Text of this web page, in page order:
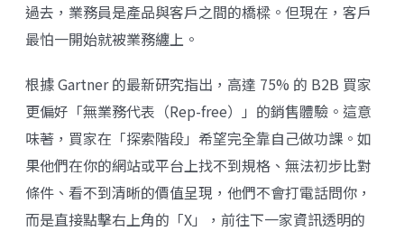
過去，業務員是產品與客戶之間的橋樑。但現在，客戶
最怕一開始就被業務纏上。
根據 Gartner 的最新研究指出，高達 75% 的 B2B 買家
更偏好「無業務代表（Rep-free）」的銷售體驗。這意
味著，買家在「探索階段」希望完全靠自己做功課。如
果他們在你的網站或平台上找不到規格、無法初步比對
條件、看不到清晰的價值呈現，他們不會打電話問你，
而是直接點擊右上角的「X」，前往下一家資訊透明的